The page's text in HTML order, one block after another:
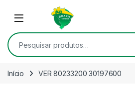
Skip to navigation
Open
Pesquisar por:
Início VER 80233200 30197600